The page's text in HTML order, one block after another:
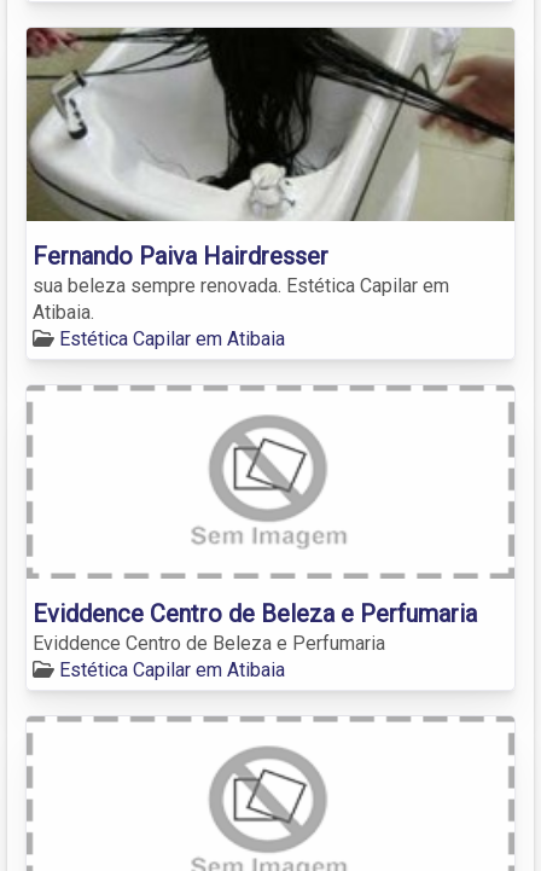
Fernando Paiva Hairdresser
sua beleza sempre renovada. Estética Capilar em
Atibaia.
Estética Capilar em Atibaia
Eviddence Centro de Beleza e Perfumaria
Eviddence Centro de Beleza e Perfumaria
Estética Capilar em Atibaia